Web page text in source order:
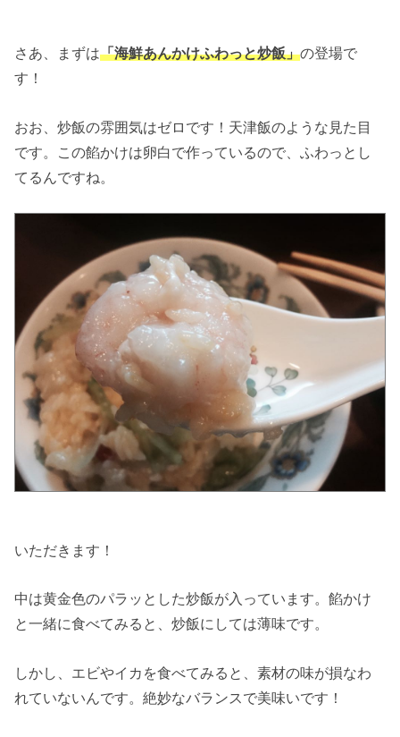
さあ、まずは「海鮮あんかけふわっと炒飯」の登場で
す！
おお、炒飯の雰囲気はゼロです！天津飯のような見た目
です。この餡かけは卵白で作っているので、ふわっとし
てるんですね。
いただきます！
中は黄金色のパラッとした炒飯が入っています。餡かけ
と一緒に食べてみると、炒飯にしては薄味です。
しかし、エビやイカを食べてみると、素材の味が損なわ
れていないんです。絶妙なバランスで美味いです！